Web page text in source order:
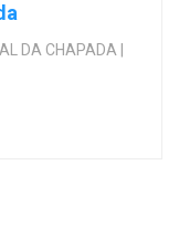
DA CHAPADA |